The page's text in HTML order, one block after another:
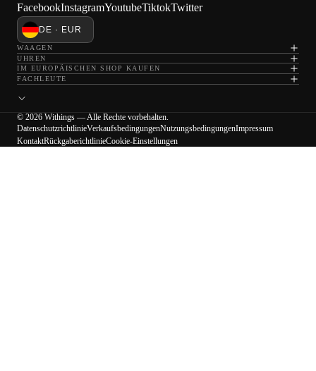
FacebookInstagramYoutubeTiktokTwitter
DE · EUR
WAAGEN
UHREN
IM EUROPÄISCHEN SHOP KAUFEN
FACHLEUTE
© 2026 Withings — Alle Rechte vorbehalten.
DatenschutzrichtlinieVerkaufsbedingungenNutzungsbedingungenImpressum
KontaktRückgaberichtlinieCookie-Einstellungen